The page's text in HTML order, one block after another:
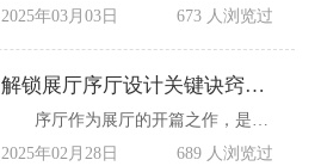
2025年03月03日
673 人浏览过
解锁展厅序厅设计关键诀窍是什么？
序厅作为展厅的开篇之作，是观众接触展览内容的第一空间，承担着引导观众、营造氛围、传递主题的重要功能。优秀的序厅设计能够快速吸引注意力，激发参观兴趣，为后续展览体验奠定基调。随着展览设计理念的不断更新，序厅设计手法日益丰富，呈现出多元化发展趋势。
2025年02月28日
689 人浏览过